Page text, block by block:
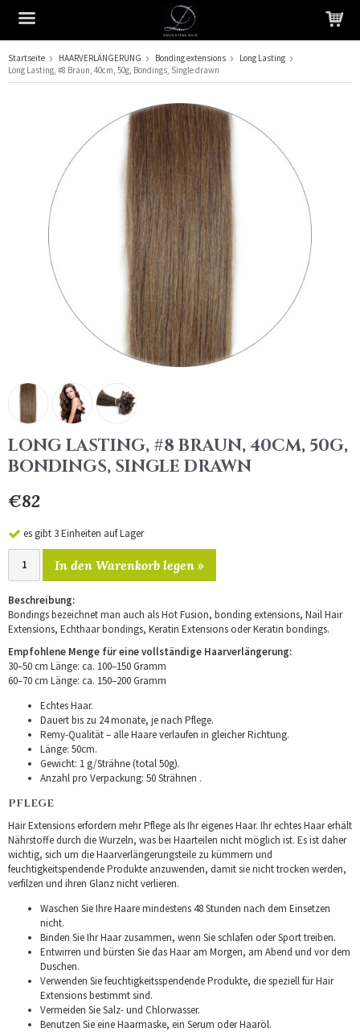
Das Produkt wurde in Ihren Warenkorb gelegt
Startseite HAARVERLÄNGERUNG Bonding extensions
Long Lasting
Long Lasting, #8 Braun, 40cm, 50g, Bondings, Single drawn
LONG LASTING, #8 BRAUN, 40CM, 50G,
BONDINGS, SINGLE DRAWN
€82
es gibt 3 Einheiten auf Lager
In den Warenkorb legen »
Beschreibung:
Bondings bezeichnet man auch als Hot Fusion, bonding extensions, Nail Hair
Extensions, Echthaar bondings, Keratin Extensions oder Keratin bondings.
Empfohlene Menge für eine vollständige Haarverlängerung:
30–50 cm Länge: ca. 100–150 Gramm
60–70 cm Länge: ca. 150–200 Gramm
Echtes Haar.
Dauert bis zu 24 monate, je nach Pflege.
Remy-Qualität – alle Haare verlaufen in gleicher Richtung.
Länge: 50cm.
Gewicht: 1 g/Strähne (total 50g).
Anzahl pro Verpackung: 50 Strähnen .
PFLEGE
Hair Extensions erfordern mehr Pflege als Ihr eigenes Haar. Ihr echtes Haar erhält
Nährstoffe durch die Wurzeln, was bei Haarteilen nicht möglich ist. Es ist daher
wichtig, sich um die Haarverlängerungsteile zu kümmern und
feuchtigkeitspendende Produkte anzuwenden, damit sie nicht trocken werden,
verfilzen und ihren Glanz nicht verlieren.
Waschen Sie Ihre Haare mindestens 48 Stunden nach dem Einsetzen
nicht.
Binden Sie Ihr Haar zusammen, wenn Sie schlafen oder Sport treiben.
Entwirren und bürsten Sie das Haar am Morgen, am Abend und vor dem
Duschen.
Verwenden Sie feuchtigkeitsspendende Produkte, die speziell für Hair
Extensions bestimmt sind.
Vermeiden Sie Salz- und Chlorwasser.
Benutzen Sie eine Haarmaske, ein Serum oder Haaröl.